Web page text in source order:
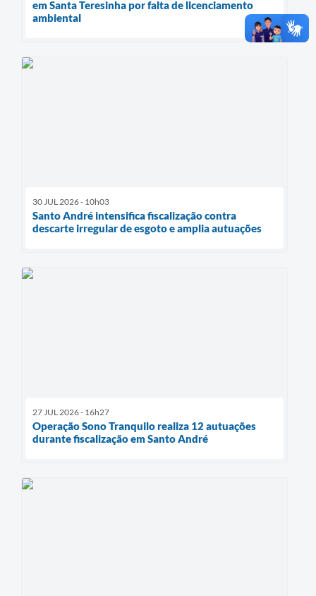
em Santa Teresinha por falta de licenciamento
ambiental
30 JUL 2026 - 10h03
Santo André intensifica fiscalização contra
descarte irregular de esgoto e amplia autuações
27 JUL 2026 - 16h27
Operação Sono Tranquilo realiza 12 autuações
durante fiscalização em Santo André